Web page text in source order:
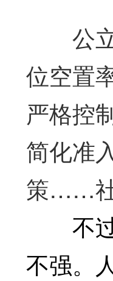
公立
位空置
严格控
简化准
策……社
不过
不强。